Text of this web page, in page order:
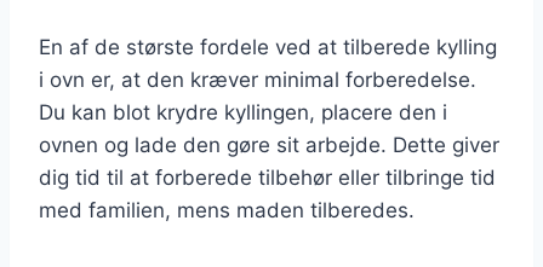
En af de største fordele ved at tilberede kylling
i ovn er, at den kræver minimal forberedelse.
Du kan blot krydre kyllingen, placere den i
ovnen og lade den gøre sit arbejde. Dette giver
dig tid til at forberede tilbehør eller tilbringe tid
med familien, mens maden tilberedes.